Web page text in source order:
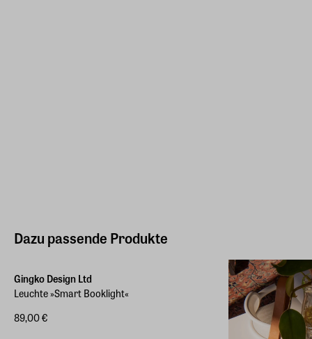
Dazu passende Produkte
Gingko Design Ltd
Leuchte »Smart Booklight«
89,00 €